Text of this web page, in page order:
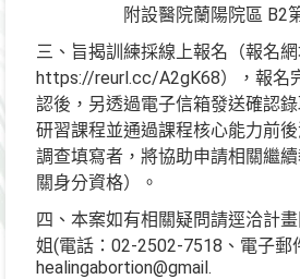
附設醫院蘭陽院區 B2
三、旨揭訓練採線上報名（報名網
https://reurl.cc/A2gK68），報名
認後，另透過電子信箱發送確認
研習課程並通過課程核心能力前
調查填寫者，將協助申請相關繼
關身分資格）。
四、本案如有相關疑問請逕洽計
姐(電話：02-2502-7518、電子郵
healingabortion@gmail.